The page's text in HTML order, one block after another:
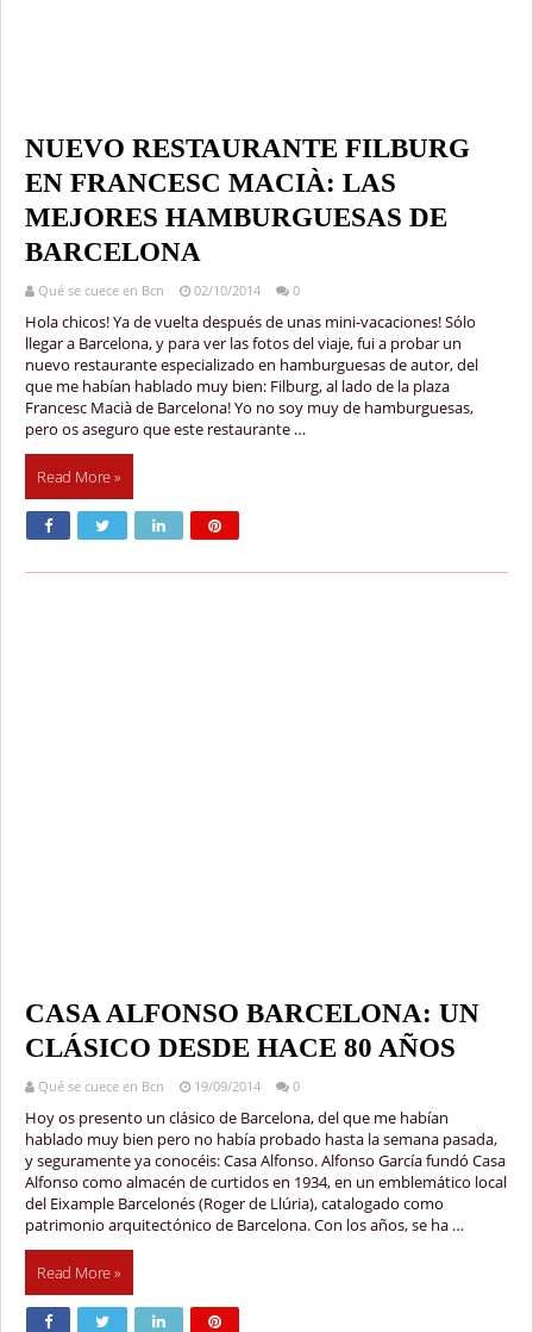
NUEVO RESTAURANTE FILBURG
EN FRANCESC MACIÀ: LAS
MEJORES HAMBURGUESAS DE
BARCELONA
Qué se cuece en Bcn 02/10/2014 0
Hola chicos! Ya de vuelta después de unas mini-vacaciones! Sólo
llegar a Barcelona, y para ver las fotos del viaje, fui a probar un
nuevo restaurante especializado en hamburguesas de autor, del
que me habían hablado muy bien: Filburg, al lado de la plaza
Francesc Macià de Barcelona! Yo no soy muy de hamburguesas,
pero os aseguro que este restaurante …
Read More »
CASA ALFONSO BARCELONA: UN
CLÁSICO DESDE HACE 80 AÑOS
Qué se cuece en Bcn 19/09/2014 0
Hoy os presento un clásico de Barcelona, del que me habían
hablado muy bien pero no había probado hasta la semana pasada,
y seguramente ya conocéis: Casa Alfonso. Alfonso García fundó Casa
Alfonso como almacén de curtidos en 1934, en un emblemático local
del Eixample Barcelonés (Roger de Llúria), catalogado como
patrimonio arquitectónico de Barcelona. Con los años, se ha …
Read More »